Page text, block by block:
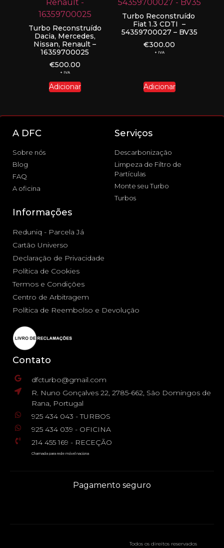
Turbo Reconstruído
Dacia, Mercedes,
Nissan, Renault –
16359700025
€500.00
+ IVA
Adicionar
Turbo Reconstruído
Fiat 1.3 CDTI –
54359700027 – BV35
€300.00
+ IVA
Adicionar
A DFC
Sobre nós
Blog
FAQ
A oficina
Serviços
Descarbonização
Limpeza de Filtro de
Partículas
Monte seu Turbo
Turbos
Informações
Reduniq - Parcela Já
Cartão Universo
Declaração de Privacidade
Política de Cookies
Termos e Condições
Centro de Arbitragem
Política de Reembolso e Devolução
Contato
dfcturbo@gmail.com
R. Nuno Gonçalves 22, 2785-662, São Domingos de
Rana, Portugal
925 434 043 - TURBOS
925 434 039 - OFICINA
214 455 169 - RECEÇÃO
Chamada para rede móvel naciona
Pagamento seguro
Todos os direitos reservados